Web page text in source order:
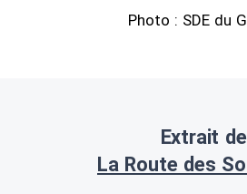
Photo : SDE du
Extrait de
La Route des